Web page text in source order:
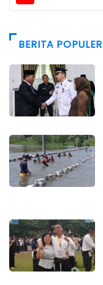
BERITA POPULER